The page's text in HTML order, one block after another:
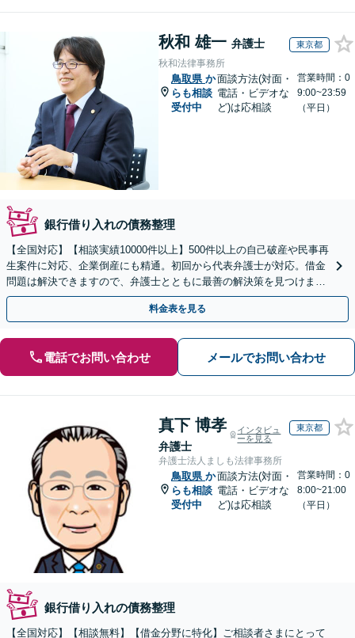
秋和 雄一 弁護士 東京都
秋和法律事務所
鳥取県 か
らも相談
受付中
面談方法(対面・
電話・ビデオな
ど)は応相談
営業時間：0
9:00~23:59
（平日）
銀行借り入れの債務整理
【全国対応】【相談実績10000件以上】500件以上の自己破産や民事再
生案件に対応、企業倒産にも精通。初回から代表弁護士が対応。借金
問題は解決できますので、弁護士とともに最善の解決策を見つけまし
ょう【初回相談無料】【法テラス利用可】
料金表を見る
電話でお問い合わせ メールでお問い合わせ
真下 博孝
弁護士
インタビュ
ーを見る
東京都
弁護士法人ましも法律事務所
鳥取県 か
らも相談
受付中
面談方法(対面・
電話・ビデオな
ど)は応相談
営業時間：0
8:00~21:00
（平日）
銀行借り入れの債務整理
【全国対応】【相談無料】【借金分野に特化】ご相談者さまにとって